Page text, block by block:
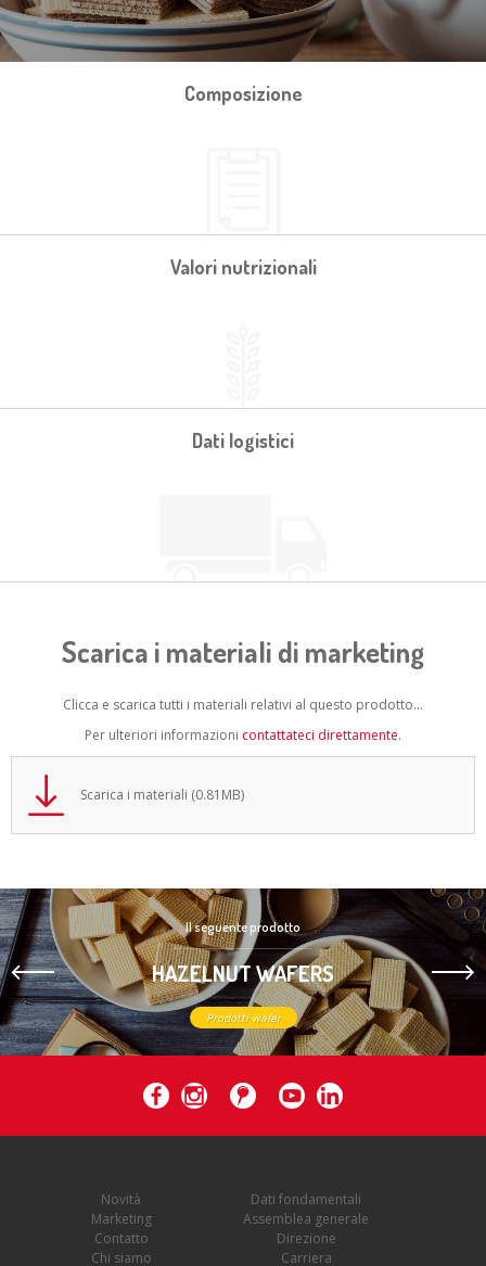
Composizione
Valori nutrizionali
Dati logistici
Scarica i materiali di marketing
Clicca e scarica tutti i materiali relativi al questo prodotto...
Per ulteriori informazioni contattateci direttamente.
Scarica i materiali (0.81MB)
Il seguente prodotto
HAZELNUT WAFERS
Prodotti wafer
Novità
Marketing
Contatto
Chi siamo
Dati fondamentali
Assemblea generale
Direzione
Carriera